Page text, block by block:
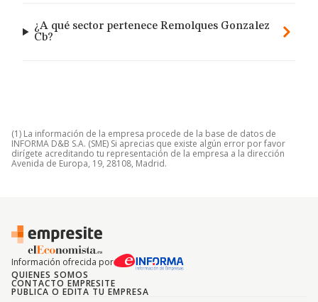
¿A qué sector pertenece Remolques Gonzalez
Cb?
(1) La información de la empresa procede de la base de datos de
INFORMA D&B S.A. (SME) Si aprecias que existe algún error por favor
dirígete acreditando tu representación de la empresa a la dirección
Avenida de Europa, 19, 28108, Madrid.
Información ofrecida por
QUIENES SOMOS
CONTACTO EMPRESITE
PUBLICA O EDITA TU EMPRESA